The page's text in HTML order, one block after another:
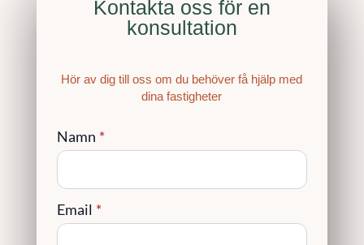
Kontakta oss för en
konsultation
Hör av dig till oss om du behöver få hjälp med
dina fastigheter
Namn *
Email *